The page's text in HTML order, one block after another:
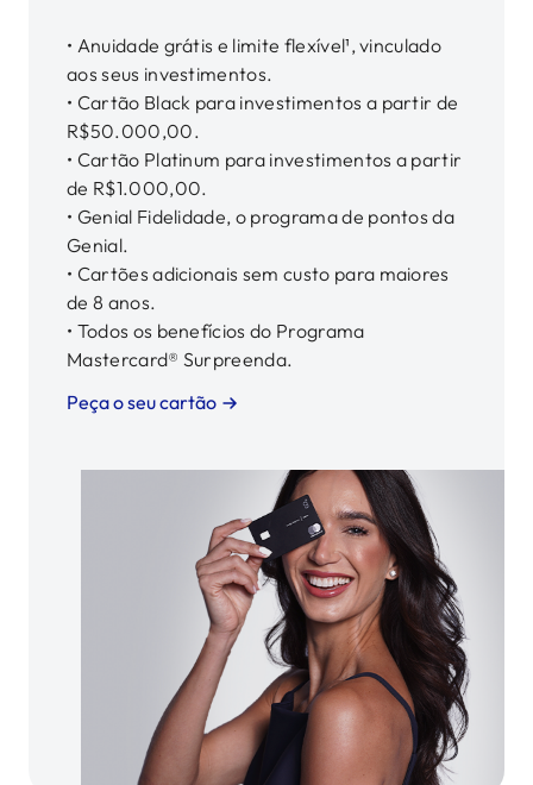
• Anuidade grátis e limite flexível¹, vinculado
aos seus investimentos.
• Cartão Black para investimentos a partir de
R$50.000,00.
• Cartão Platinum para investimentos a partir
de R$1.000,00.
• Genial Fidelidade, o programa de pontos da
Genial.
• Cartões adicionais sem custo para maiores
de 8 anos.
• Todos os benefícios do Programa
Peça o seu cartão